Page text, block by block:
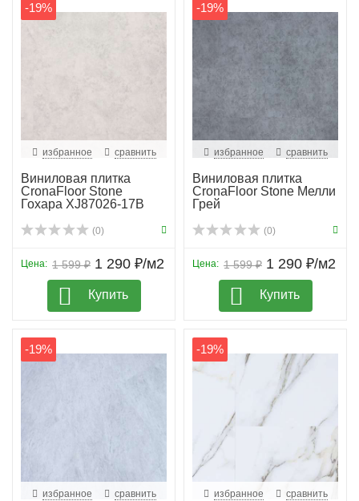
-19%
избранное сравнить
Виниловая плитка
CronaFloor Stone
Гохара XJ87026-17B
(0)
1 599 ₽
Цена: 1 290 ₽/м2
Купить
-19%
избранное сравнить
Виниловая плитка
CronaFloor Stone Мелли
Грей
(0)
1 599 ₽
Цена: 1 290 ₽/м2
Купить
-19%
избранное сравнить
-19%
избранное сравнить